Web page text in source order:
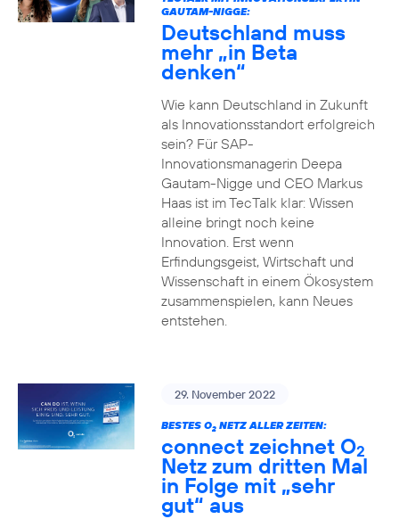
GAUTAM-NIGGE:
Deutschland muss
mehr „in Beta
denken“
Wie kann Deutschland in Zukunft
als Innovationsstandort erfolgreich
sein? Für SAP-
Innovationsmanagerin Deepa
Gautam-Nigge und CEO Markus
Haas ist im TecTalk klar: Wissen
alleine bringt noch keine
Innovation. Erst wenn
Erfindungsgeist, Wirtschaft und
Wissenschaft in einem Ökosystem
zusammenspielen, kann Neues
entstehen.
29. November 2022
BESTES O2NETZ ALLER ZEITEN:
connect zeichnet O2
Netz zum dritten Mal
in Folge mit „sehr
gut“ aus